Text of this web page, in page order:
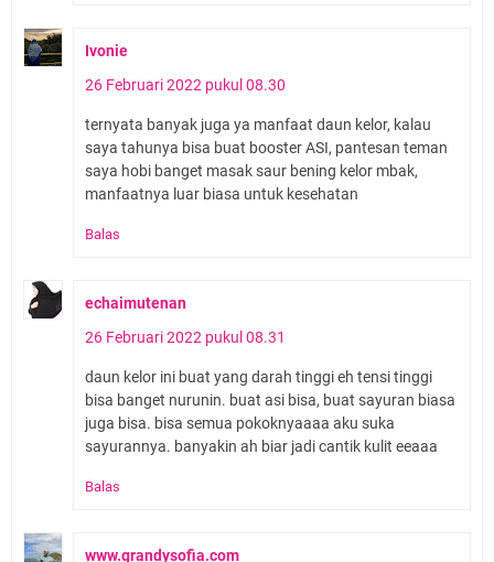
Ivonie
26 Februari 2022 pukul 08.30
ternyata banyak juga ya manfaat daun kelor, kalau
saya tahunya bisa buat booster ASI, pantesan teman
saya hobi banget masak saur bening kelor mbak,
manfaatnya luar biasa untuk kesehatan
Balas
echaimutenan
26 Februari 2022 pukul 08.31
daun kelor ini buat yang darah tinggi eh tensi tinggi
bisa banget nurunin. buat asi bisa, buat sayuran biasa
juga bisa. bisa semua pokoknyaaaa aku suka
sayurannya. banyakin ah biar jadi cantik kulit eeaaa
Balas
www.grandysofia.com